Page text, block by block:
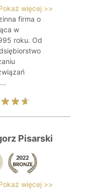
więcej >>
firma o
w
roku. Od
Pisarski
więcej >>